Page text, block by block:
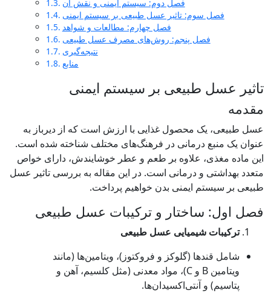
فصل دوم: سیستم ایمنی و نقش آن
تاثیر عسل طبیعی بر سیستم ایمنی
فصل چهارم: مطالعات و شواهد
پنجم: روش‌های مصرف عسل طبیعی
بر سیستم ایمنی
غذایی با ارزش است که از دیرباز به
در فرهنگ‌های مختلف شناخته شده است.
علاوه بر طعم و عطر خوشایندش، دارای خواص
درمانی است. در این مقاله به بررسی تاثیر عسل
بدن خواهیم پرداخت.
و ترکیبات عسل طبیعی
عسل طبیعی
(گلوکز و فروکتوز)، ویتامین‌ها (مانند
ویتامین B و C)، مواد معدنی (مثل کلسیم، آهن و